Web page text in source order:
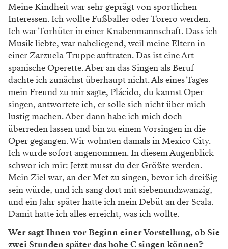
Meine Kindheit war sehr geprägt von sportlichen
Interessen. Ich wollte Fußballer oder Torero werden.
Ich war Torhüter in einer Knabenmannschaft. Dass ich
Musik liebte, war naheliegend, weil meine Eltern in
einer Zarzuela-Truppe auftraten. Das ist eine Art
spanische Operette. Aber an das Singen als Beruf
dachte ich zunächst überhaupt nicht. Als eines Tages
mein Freund zu mir sagte, Plácido, du kannst Oper
singen, antwortete ich, er solle sich nicht über mich
lustig machen. Aber dann habe ich mich doch
überreden lassen und bin zu einem Vorsingen in die
Oper gegangen. Wir wohnten damals in Mexico City.
Ich wurde sofort angenommen. In diesem Augenblick
schwor ich mir: Jetzt musst du der Größte werden.
Mein Ziel war, an der Met zu singen, bevor ich dreißig
sein würde, und ich sang dort mit siebenundzwanzig,
und ein Jahr später hatte ich mein Debüt an der Scala.
Damit hatte ich alles erreicht, was ich wollte.
Wer sagt Ihnen vor Beginn einer Vorstellung, ob Sie
zwei Stunden später das hohe C singen können?